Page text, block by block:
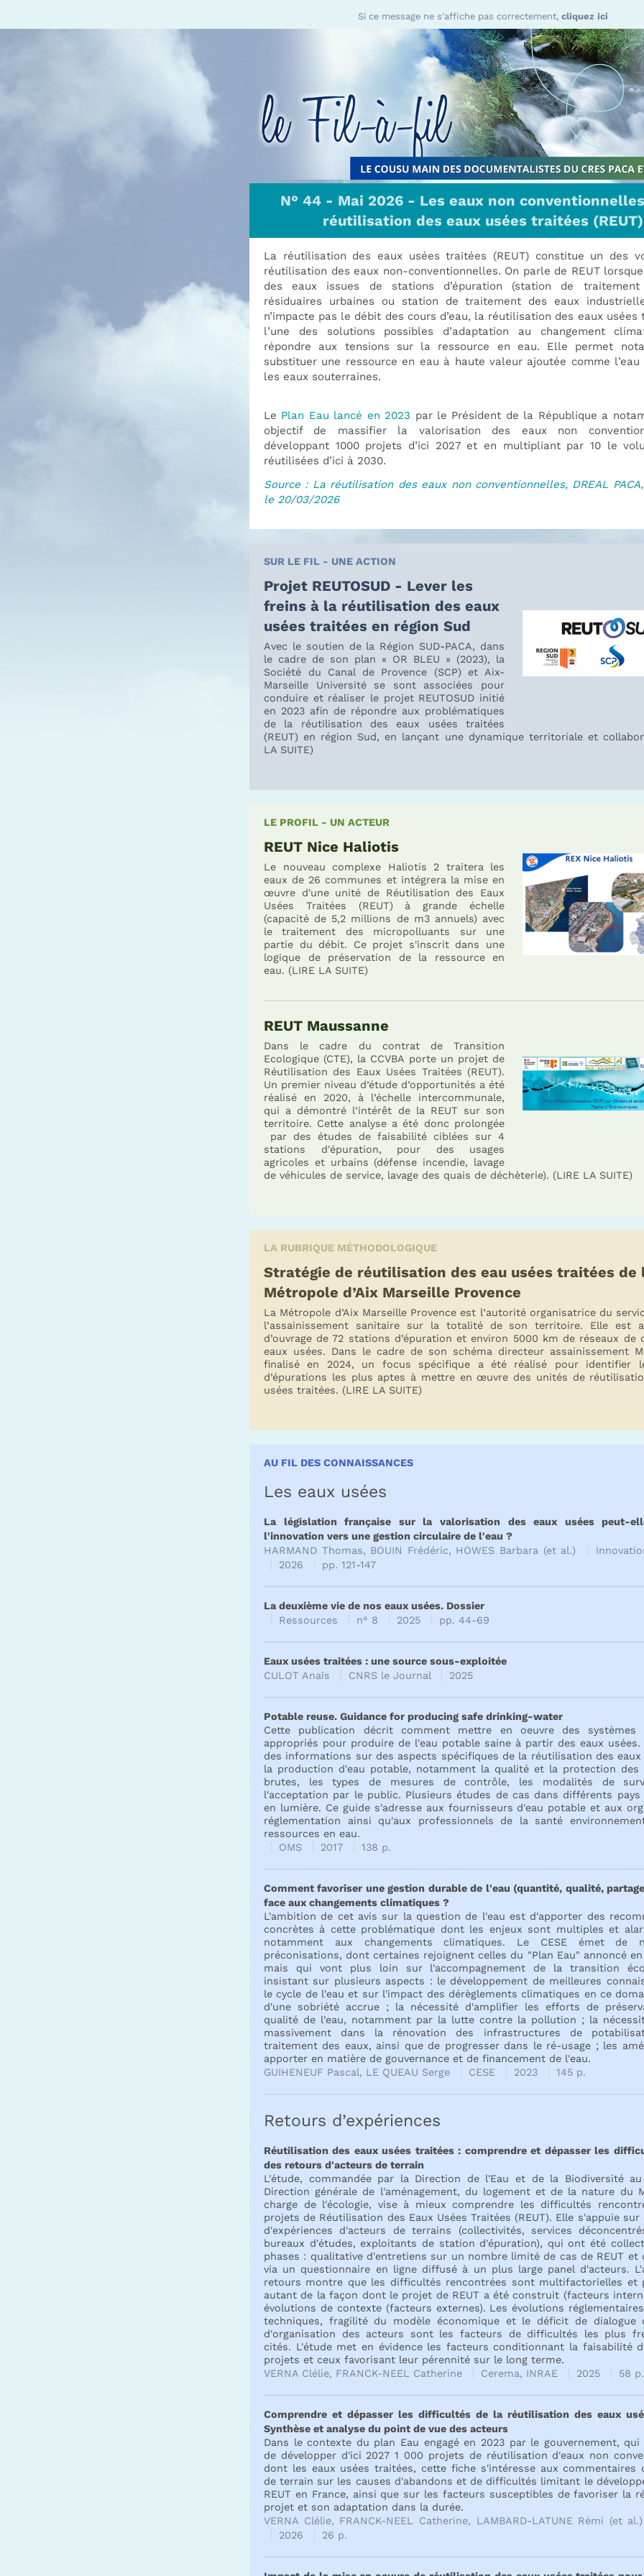
Si ce message ne s'affiche pas correctement, cliquez ici
N° 44 - Mai 2026 - Les eaux non
réutilisation des eaux usées traitées (REUT)
La réutilisation des eaux usées traitées (REUT) constitue un des
réutilisation des eaux non-conventionnelles. On parle de REUT
des eaux issues de stations d’épuration (station de
résiduaires urbaines ou station de traitement des eaux
n’impacte pas le débit des cours d’eau, la réutilisation des eaux
l’une des solutions possibles d’adaptation au changement
répondre aux tensions sur la ressource en eau. Elle permet
substituer une ressource en eau à haute valeur ajoutée comme
les eaux souterraines.
Le Plan Eau lancé en 2023 par le Président de la République a
objectif de massifier la valorisation des eaux non
développant 1000 projets d’ici 2027 et en multipliant par 10 le
réutilisées d’ici à 2030.
Source : La réutilisation des eaux non conventionnelles, DREAL
le 20/03/2026
SUR LE FIL - UNE ACTION
Projet REUTOSUD - Lever les
freins à la réutilisation des eaux
usées traitées en région Sud
Avec le soutien de la Région SUD-PACA, dans
le cadre de son plan « OR BLEU » (2023), la
Société du Canal de Provence (SCP) et Aix-
Marseille Université se sont associées pour
conduire et réaliser le projet REUTOSUD initié
en 2023 afin de répondre aux problématiques
de la réutilisation des eaux usées traitées
(REUT) en région Sud, en lançant une dynamique territoriale et
LA SUITE)
LE PROFIL - UN ACTEUR
REUT Nice Haliotis
Le nouveau complexe Haliotis 2 traitera les
eaux de 26 communes et intégrera la mise en
œuvre d'une unité de Réutilisation des Eaux
Usées Traitées (REUT) à grande échelle
(capacité de 5,2 millions de m3 annuels) avec
le traitement des micropolluants sur une
partie du débit. Ce projet s'inscrit dans une
logique de préservation de la ressource en
eau. (LIRE LA SUITE)
REUT Maussanne
Dans le cadre du contrat de Transition
Ecologique (CTE), la CCVBA porte un projet de
Réutilisation des Eaux Usées Traitées (REUT).
Un premier niveau d’étude d’opportunités a été
réalisé en 2020, à l’échelle intercommunale,
qui a démontré l’intérêt de la REUT sur son
territoire. Cette analyse a été donc prolongée
par des études de faisabilité ciblées sur 4
stations d'épuration, pour des usages
agricoles et urbains (défense incendie, lavage
de véhicules de service, lavage des quais de déchèterie). (LIRE LA SUITE)
LA RUBRIQUE MÉTHODOLOGIQUE
Stratégie de réutilisation des eau usées traitées de
Métropole d’Aix Marseille Provence
La Métropole d’Aix Marseille Provence est l’autorité organisatrice du
l’assainissement sanitaire sur la totalité de son territoire. Elle est
d’ouvrage de 72 stations d’épuration et environ 5000 km de réseaux de
eaux usées. Dans le cadre de son schéma directeur assainissement
finalisé en 2024, un focus spécifique a été réalisé pour identifier
d’épurations les plus aptes à mettre en œuvre des unités de
usées traitées. (LIRE LA SUITE)
AU FIL DES CONNAISSANCES
Les eaux usées
La législation française sur la valorisation des eaux usées peut-
l'innovation vers une gestion circulaire de l'eau ?
HARMAND Thomas, BOUIN Frédéric, HOWES Barbara (et al.)
2026
pp. 121-147
La deuxième vie de nos eaux usées. Dossier
Ressources
n° 8 2025 pp. 44-69
Eaux usées traitées : une source sous-exploitée
CULOT Anaïs
CNRS le Journal 2025
Potable reuse. Guidance for producing safe drinking-water
Cette publication décrit comment mettre en oeuvre des systèmes
appropriés pour produire de l'eau potable saine à partir des eaux
des informations sur des aspects spécifiques de la réutilisation des eaux
la production d'eau potable, notamment la qualité et la protection des
brutes, les types de mesures de contrôle, les modalités de
l'acceptation par le public. Plusieurs études de cas dans différents
en lumière. Ce guide s'adresse aux fournisseurs d'eau potable et aux
réglementation ainsi qu'aux professionnels de la santé
ressources en eau.
OMS
2017 138 p.
Comment favoriser une gestion durable de l'eau (quantité, qualité,
face aux changements climatiques ?
L'ambition de cet avis sur la question de l'eau est d'apporter des
concrètes à cette problématique dont les enjeux sont multiples et
notamment aux changements climatiques. Le CESE émet de
préconisations, dont certaines rejoignent celles du "Plan Eau" annoncé
mais qui vont plus loin sur l'accompagnement de la transition
insistant sur plusieurs aspects : le développement de meilleures
le cycle de l'eau et sur l'impact des dérèglements climatiques en ce
d'une sobriété accrue ; la nécessité d'amplifier les efforts de
qualité de l'eau, notamment par la lutte contre la pollution ; la
massivement dans la rénovation des infrastructures de
traitement des eaux, ainsi que de progresser dans le ré-usage ; les
apporter en matière de gouvernance et de financement de l'eau.
GUIHENEUF Pascal, LE QUEAU Serge
CESE 2023 145 p.
Retours d’expériences
Réutilisation des eaux usées traitées : comprendre et dépasser les
des retours d'acteurs de terrain
L'étude, commandée par la Direction de l'Eau et de la Biodiversité
Direction générale de l'aménagement, du logement et de la nature du
charge de l'écologie, vise à mieux comprendre les difficultés
projets de Réutilisation des Eaux Usées Traitées (REUT). Elle s'appuie
d'expériences d'acteurs de terrains (collectivités, services
bureaux d'études, exploitants de station d'épuration), qui ont été
phases : qualitative d'entretiens sur un nombre limité de cas de REUT et
via un questionnaire en ligne diffusé à un plus large panel d'acteurs.
retours montre que les difficultés rencontrées sont multifactorielles et
autant de la façon dont le projet de REUT a été construit (facteurs
évolutions de contexte (facteurs externes). Les évolutions
techniques, fragilité du modèle économique et le déficit de dialogue
d'organisation des acteurs sont les facteurs de difficultés les plus
cités. L'étude met en évidence les facteurs conditionnant la faisabilité
projets et ceux favorisant leur pérennité sur le long terme.
VERNA Clélie, FRANCK-NEEL Catherine
Cerema, INRAE 2025 58 p.
Comprendre et dépasser les difficultés de la réutilisation des eaux
Synthèse et analyse du point de vue des acteurs
Dans le contexte du plan Eau engagé en 2023 par le gouvernement,
de développer d'ici 2027 1 000 projets de réutilisation d'eaux non
dont les eaux usées traitées, cette fiche s'intéresse aux commentaires
de terrain sur les causes d'abandons et de difficultés limitant le
REUT en France, ainsi que sur les facteurs susceptibles de favoriser la
projet et son adaptation dans la durée.
VERNA Clélie, FRANCK-NEEL Catherine, LAMBARD-LATUNE Rémi (et
2026
26 p.